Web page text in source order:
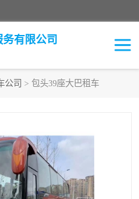
有限公司
公司 > 包头39座大巴租车